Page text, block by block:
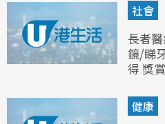
社會
長者
鏡/睇
得 獎
健康